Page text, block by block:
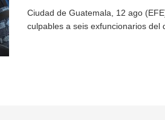
Ciudad de Guatemala, 12 ago
culpables a seis exfuncionarios del